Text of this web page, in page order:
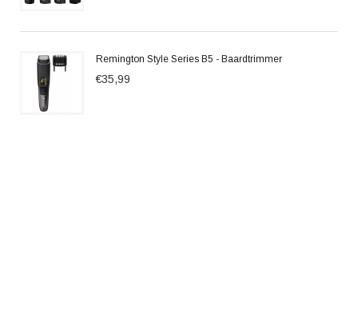
Remington Style Series B5 - Baardtrimmer
€35,99